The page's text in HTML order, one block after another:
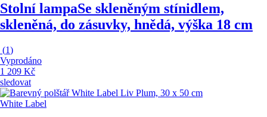
Stolní lampaSe skleněným stínidlem,
skleněná, do zásuvky, hnědá, výška 18 cm
(1)
Vyprodáno
1 209 Kč
sledovat
White Label